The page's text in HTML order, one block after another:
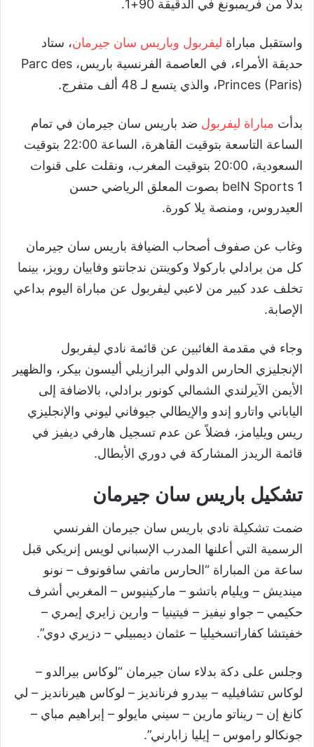
بدلاً من فريمبونغ في الدقيقة 90+1.
واستقبل مباراة ليفربول وباريس سان جيرمان، ستاد
حديقة الأمراء، في العاصمة الفرنسية باريس، Parc des
Princes (Paris)، والذي يتسع لـ 48 ألف متفرج.
بدأت مباراة ليفربول ضد باريس سان جيرمان في تمام
الساعة التاسعة بتوقيت القاهرة، الساعة 22:00 بتوقيت
السعودية، 20:00 بتوقيت المغرب، ونقلت على قنوات
beIN Sports 1 بصوت المعلق الرياضي حسن
العيدروس، ومنصة يلا كورة.
وغاب عن صفوف أصحاب الضيافة باريس سان جيرمان
كل من برادلي باركولا وكوينتن ندجانتو وفابيان رويز، بينما
تخلف عدد كبير من لاعبي ليفربول عن مباراة اليوم بداعي
الإصابة.
وجاء في مقدمة الغائبين عن قائمة نادي ليفربول
الإنجليزي الحارس الدولي البرازيلي أليسون بيكر، والظهير
الأيمن الآيرلندي الشمالي كونور برادلي، بالاضافة إلى
الياباني واتارو إندو والإيطالي جيوفاني ليوني والإنجليزي
ريس ويليامز، فضلاً عن عدم تسجيل هارفي ديفيز في
قائمة الريدز المشاركة في دوري الأبطال.
تشكيل باريس سان جيرمان
ضمت تشكيلة نادي باريس سان جيرمان الفرنسي
الرسمية التي أعلنها المدرب الإسباني لويس إنريكي قبل
ساعة من المباراة “الحارس ماتفي سافونوف – نونو
مينديش – ويليام باتشو – ماركينيوس – المغربي أشرف
حكيمي – جواو نيفيز – فيتينيا – وارين زايري إيمري –
خفيتشا كفاراتسخيليا – عثمان ديمبيلي – دزيري دوي”.
وجلس على دكة بدلاء سان جيرمان “لوكاس بيرالدو –
لوكاس تشافيليه – بيدرو فرنانديز – لوكاس هيرنانديز – لي
كانغ إن – ريناتو مارين – سيني مايولو – إبراهيم مباي –
جونكالو راموس – إيليا زابارني”.